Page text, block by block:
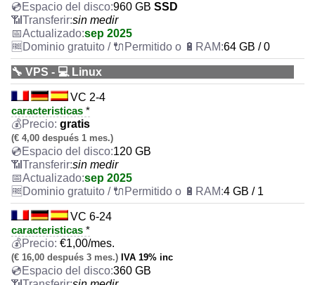
960 GB SSD
sin medir
sep 2025
64 GB / 0
🔧 VPS - 💻 Linux
VC 2-4
caracteristicas *
gratis
(€ 4,00 después 1 mes.)
120 GB
sin medir
sep 2025
4 GB / 1
VC 6-24
caracteristicas *
€1,00/mes.
(€ 16,00 después 3 mes.) IVA 19% inc
360 GB